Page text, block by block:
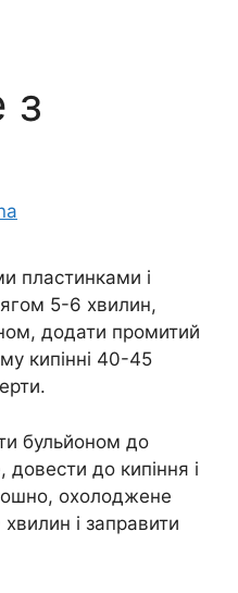
з
пластинками і
5-6 хвилин,
додати промитий
кипінні 40-45
бульйоном до
довести до кипіння і
охолоджене
і заправити